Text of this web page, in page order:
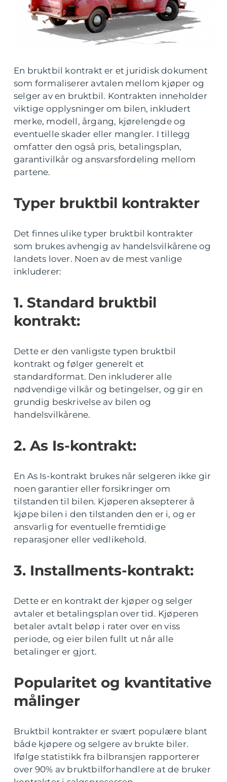
En bruktbil kontrakt er et juridisk dokument
som formaliserer avtalen mellom kjøper og
selger av en bruktbil. Kontrakten inneholder
viktige opplysninger om bilen, inkludert
merke, modell, årgang, kjørelengde og
eventuelle skader eller mangler. I tillegg
omfatter den også pris, betalingsplan,
garantivilkår og ansvarsfordeling mellom
partene.
Typer bruktbil kontrakter
Det finnes ulike typer bruktbil kontrakter
som brukes avhengig av handelsvilkårene og
landets lover. Noen av de mest vanlige
inkluderer:
1. Standard bruktbil
kontrakt:
Dette er den vanligste typen bruktbil
kontrakt og følger generelt et
standardformat. Den inkluderer alle
nødvendige vilkår og betingelser, og gir en
grundig beskrivelse av bilen og
handelsvilkårene.
2. As Is-kontrakt:
En As Is-kontrakt brukes når selgeren ikke gir
noen garantier eller forsikringer om
tilstanden til bilen. Kjøperen aksepterer å
kjøpe bilen i den tilstanden den er i, og er
ansvarlig for eventuelle fremtidige
reparasjoner eller vedlikehold.
3. Installments-kontrakt:
Dette er en kontrakt der kjøper og selger
avtaler et betalingsplan over tid. Kjøperen
betaler avtalt beløp i rater over en viss
periode, og eier bilen fullt ut når alle
betalinger er gjort.
Popularitet og kvantitative
målinger
Bruktbil kontrakter er svært populære blant
både kjøpere og selgere av brukte biler.
Ifølge statistikk fra bilbransjen rapporterer
over 90% av bruktbilforhandlere at de bruker